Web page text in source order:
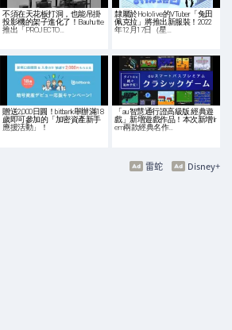
不須在天花板打洞，也能吊掛
投影機的架子進化了！Bauhutte
推出「PROJECTO…
隸屬於Hololive的VTuber「兔田
佩克拉」將推出新服裝！2022
年12月17日（星…
贈送2,000日圓！bitbank舉辦滿18
歲即可參加的「加密資產新手
應援活動」！
「au智慧通行證高級版 經典遊
戲」新增遊戲作品！本次新增Ir
em兩款經典名作…
Disney+
雷蛇